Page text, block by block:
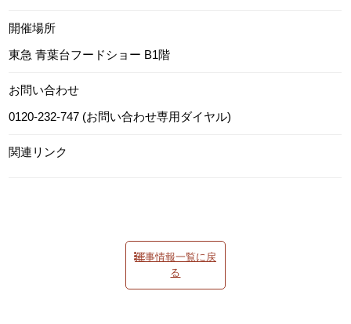
開催場所
東急 青葉台フードショー B1階
お問い合わせ
0120-232-747 (お問い合わせ専用ダイヤル)
関連リンク
催事情報一覧に戻
る